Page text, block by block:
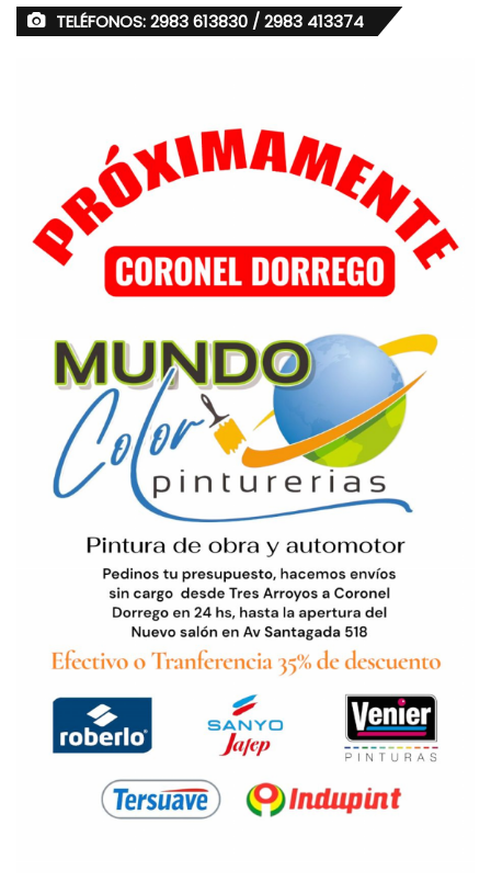
TELÉFONOS: 2983 613830 / 2983 413374